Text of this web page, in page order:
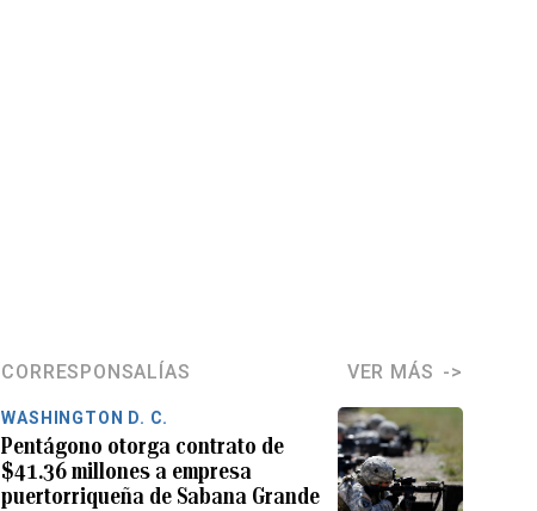
CORRESPONSALÍAS VER MÁS
WASHINGTON D. C.
Pentágono otorga contrato de
$41.36 millones a empresa
puertorriqueña de Sabana Grande